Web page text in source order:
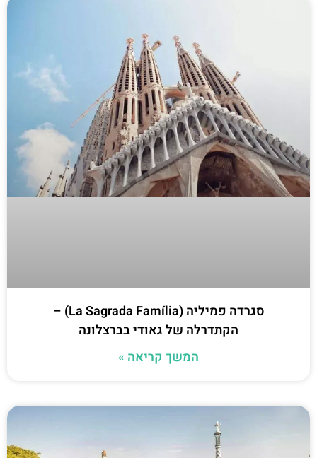
סגרדה פמיליה (La Sagrada Família) –
הקתדרלה של גאודי בברצלונה
המשך קריאה »